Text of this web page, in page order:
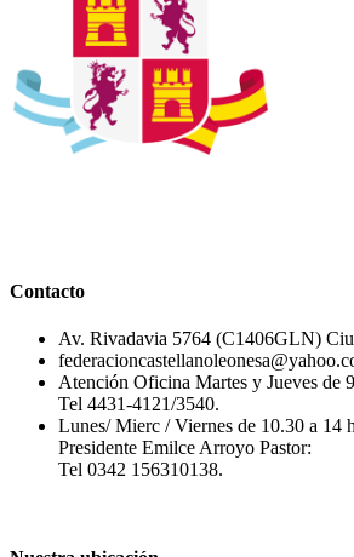
Contacto
Av. Rivadavia 5764 (C1406GLN)
Atención Oficina Martes y Jueves de
Tel 4431-4121/3540.
Lunes/ Mierc / Viernes de 10.30 a 14
Presidente Emilce Arroyo Pastor:
Tel 0342 156310138.